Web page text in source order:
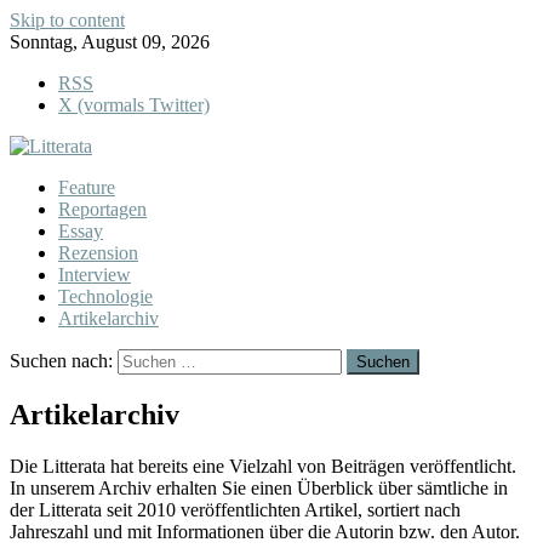
Skip to content
Sonntag, August 09, 2026
RSS
X (vormals Twitter)
Feature
Reportagen
Essay
Rezension
Interview
Technologie
Artikelarchiv
Suchen nach:
Artikelarchiv
Die Litterata hat bereits eine Vielzahl von Beiträgen veröffentlicht.
In unserem Archiv erhalten Sie einen Überblick über sämtliche in
der Litterata seit 2010 veröffentlichten Artikel, sortiert nach
Jahreszahl und mit Informationen über die Autorin bzw. den Autor.